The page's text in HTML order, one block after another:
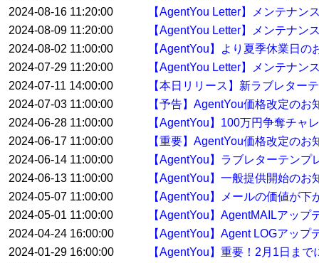
2024-08-16 11:20:00
【AgentYou Letter】メンテナン
2024-08-09 11:20:00
【AgentYou Letter】メンテナン
2024-08-02 11:00:00
【AgentYou】より夏季休業日の
2024-07-29 11:20:00
【AgentYou Letter】メンテナン
2024-07-11 14:00:00
【本日リリース】新ラブレター
2024-07-03 11:00:00
【予告】AgentYou価格改定のお
2024-06-28 11:00:00
【AgentYou】100万円争奪チャ
2024-06-17 11:00:00
【重要】AgentYou価格改定のお
2024-06-14 11:00:00
【AgentYou】ラブレターテン
2024-06-13 11:00:00
【AgentYou】一般提供開始のお
2024-05-07 11:00:00
【AgentYou】メールの価値が
2024-05-01 11:00:00
【AgentYou】AgentMAILアップ
2024-04-24 16:00:00
【AgentYou】Agent LOGアップ
2024-01-29 16:00:00
【AgentYou】重要！2月1日ま